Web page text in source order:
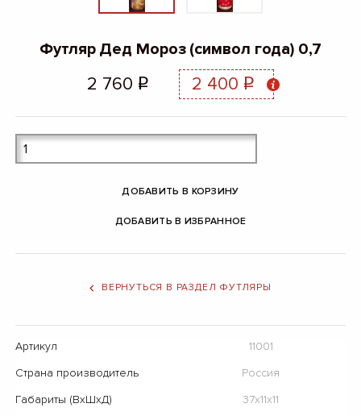
Футляр Дед Мороз (символ года) 0,7
2 760 q 2 400 q
ДОБАВИТЬ В КОРЗИНУ
ДОБАВИТЬ В ИЗБРАННОЕ
ВЕРНУТЬСЯ В РАЗДЕЛ ФУТЛЯРЫ
Артикул
11001
Страна производитель
Россия
Габариты (ВхШхД)
37х11х11